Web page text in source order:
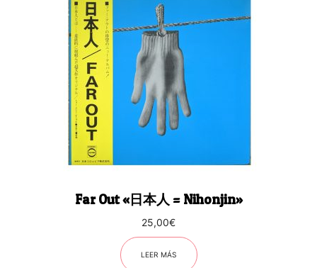
Far Out «日本人 = Nihonjin»
25,00€
LEER MÁS